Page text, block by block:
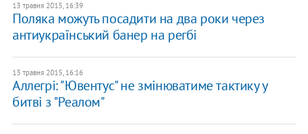
13 травня 2015, 16:39
Поляка можуть посадити на два роки через
антиукраїнський банер на регбі
13 травня 2015, 16:16
Аллегрі: "Ювентус" не змінюватиме тактику у
битві з "Реалом"